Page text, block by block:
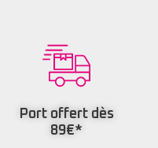
Port offert dès
89€*